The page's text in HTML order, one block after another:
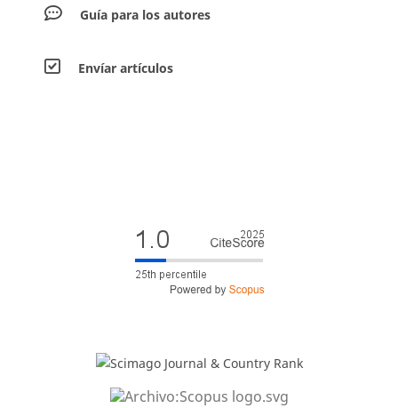
Guía para los autores
Envíar artículos